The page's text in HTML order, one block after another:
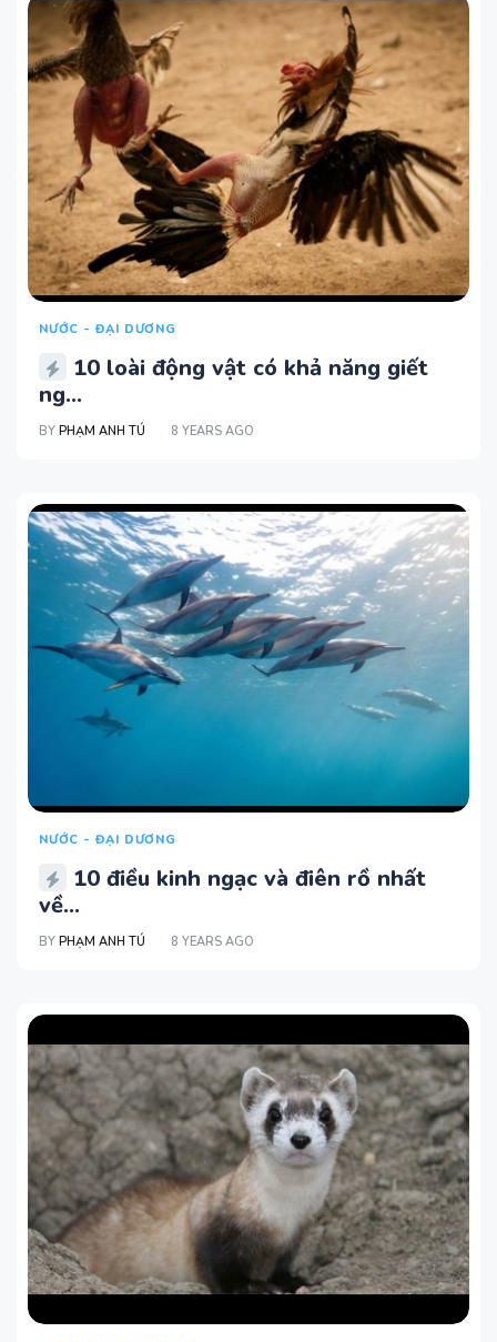
NƯỚC - ĐẠI DƯƠNG
10 loài động vật có khả năng giết
ng...
BY PHẠM ANH TÚ 8 YEARS AGO
NƯỚC - ĐẠI DƯƠNG
10 điều kinh ngạc và điên rồ nhất
về...
BY PHẠM ANH TÚ 8 YEARS AGO